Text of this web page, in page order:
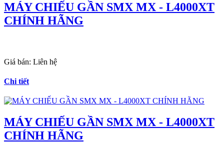
MÁY CHIẾU GẦN SMX MX - L4000XT
CHÍNH HÃNG
Giá bán: Liên hệ
Chi tiết
MÁY CHIẾU GẦN SMX MX - L4000XT
CHÍNH HÃNG